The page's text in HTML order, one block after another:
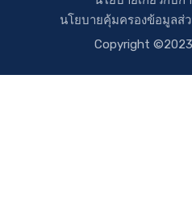
นโยบายคุ้มครองข้อมูลส่
Copyright ©2023